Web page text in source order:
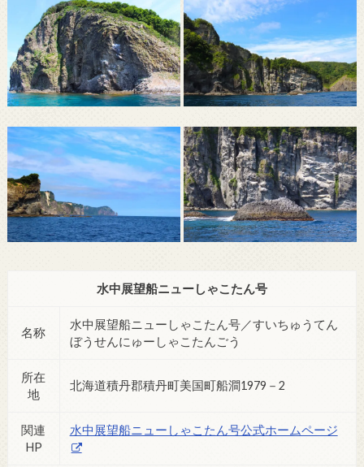
水中展望船ニューしゃこたん号
名称
水中展望船ニューしゃこたん号／すいちゅうてん
ぼうせんにゅーしゃこたんごう
所在
地
北海道積丹郡積丹町美国町船澗1979－2
関連
HP
水中展望船ニューしゃこたん号公式ホームページ